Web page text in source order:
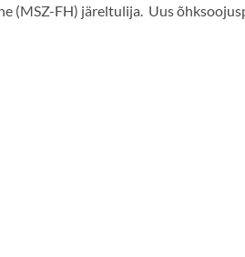
(MSZ-FH) järeltulija. Uus